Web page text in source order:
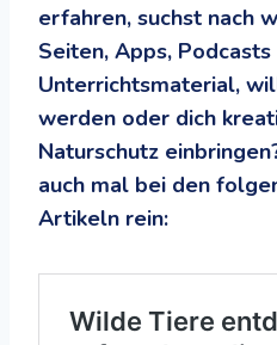
erfahren, suchst nach
Seiten, Apps,
Unterrichtsmaterial,
werden oder dich
Naturschutz
auch mal bei den
Artikeln rein: